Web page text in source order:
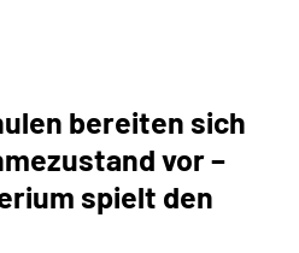
bereiten sich
vor –
spielt den